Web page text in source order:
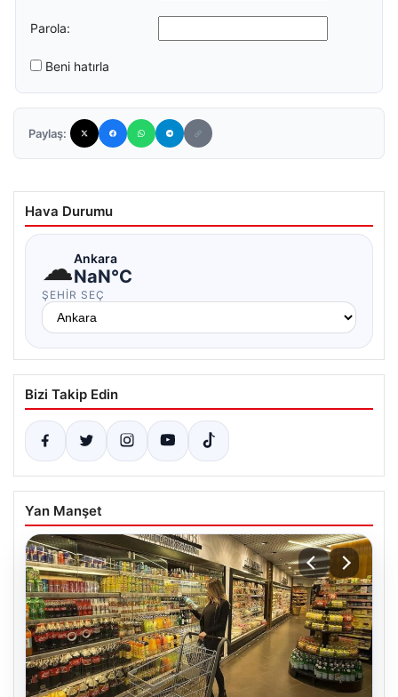
Parola:
Beni hatırla
Paylaş:
Hava Durumu
☁Ankara
NaN°C
ŞEHIR SEÇ
Bizi Takip Edin
Yan Manşet